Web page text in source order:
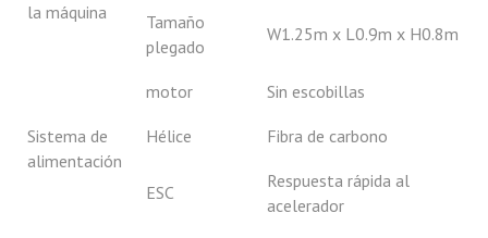
la máquina
Tamaño
plegado
W1.25m x L0.9m x H0.8m
Sistema de
alimentación
motor Sin escobillas
Hélice Fibra de carbono
ESC
Respuesta rápida al
acelerador